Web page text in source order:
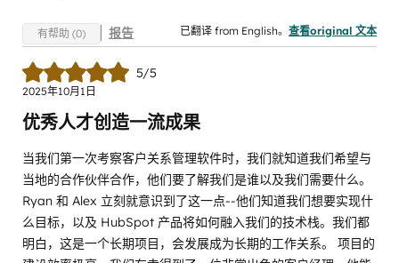
有帮助 (0) 报告 已翻译 from English。 查看original 文本
5/5
2025年10月1日
优秀人才创造一流成果
当我们第一次考察客户关系管理软件时，我们就知道我们希望与
当地的合作伙伴合作，他们要了解我们是谁以及我们需要什么。
Ryan 和 Alex 立刻就意识到了这一点--他们知道我们想要实现什
么目标，以及 HubSpot 产品将如何融入我们的技术栈。我们都
明白，这是一个长期项目，会发展成为长期的工作关系。 项目的